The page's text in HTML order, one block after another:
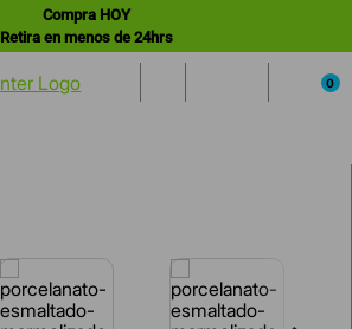
Compra HOY
Retira en menos de 24hrs
0